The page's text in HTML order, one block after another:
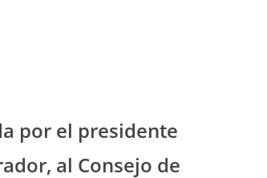
por el presidente
al Consejo de